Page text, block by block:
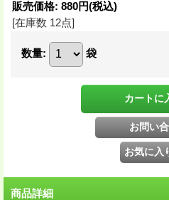
販売価格: 880円(税込)
[在庫数 12点]
数量: 袋
商品詳細